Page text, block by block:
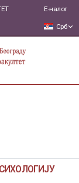
Е-налог
Срб